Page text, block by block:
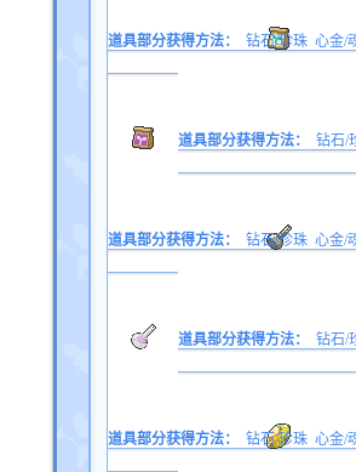
道具部分获得方法：
钻石/珍珠 心金/
道具部分获得方法：
钻石/
道具部分获得方法：
钻石/珍珠 心金/
道具部分获得方法：
钻石/
道具部分获得方法：
钻石/珍珠 心金/